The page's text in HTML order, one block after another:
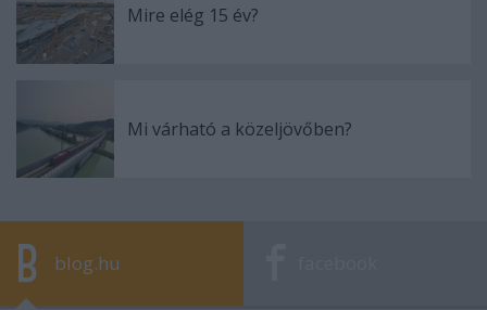
Mire elég 15 év?
Mi várható a közeljövőben?
blog.hu